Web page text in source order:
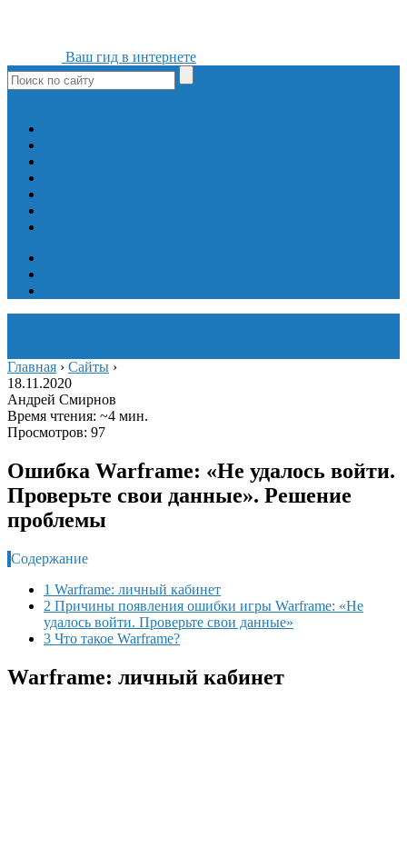
Ваш гид в интернете
Главная › Сайты ›
18.11.2020
Андрей Смирнов
Время чтения: ~4 мин.
Просмотров: 97
Ошибка Warframe: «Не удалось войти.
Проверьте свои данные». Решение
проблемы
Содержание
1 Warframe: личный кабинет
2 Причины появления ошибки игры Warframe: «Не
удалось войти. Проверьте свои данные»
3 Что такое Warframe?
Warframe: личный кабинет